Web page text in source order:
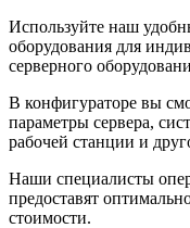
Используйте наш
оборудования для
серверного
В конфигураторе вы
параметры сервера,
рабочей станции и
Наши специалисты
предоставят
стоимости.